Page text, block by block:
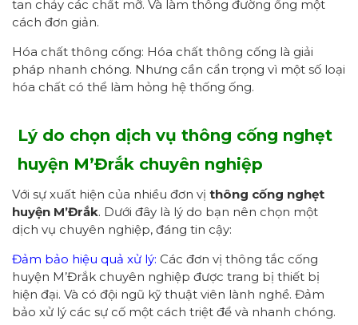
tan chảy các chất mỡ. Và làm thông đường ống một
cách đơn giản.
Hóa chất thông cống: Hóa chất thông cống là giải
pháp nhanh chóng. Nhưng cần cẩn trọng vì một số loại
hóa chất có thể làm hỏng hệ thống ống.
Lý do chọn dịch vụ thông cống nghẹt
huyện M’Đrắk chuyên nghiệp
Với sự xuất hiện của nhiều đơn vị thông cống nghẹt
huyện M’Đrắk. Dưới đây là lý do bạn nên chọn một
dịch vụ chuyên nghiệp, đáng tin cậy:
Đảm bảo hiệu quả xử lý: Các đơn vị thông tắc cống
huyện M’Đrắk chuyên nghiệp được trang bị thiết bị
hiện đại. Và có đội ngũ kỹ thuật viên lành nghề. Đảm
bảo xử lý các sự cố một cách triệt để và nhanh chóng.